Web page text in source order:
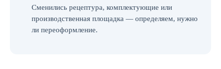
Сменились рецептура, комплектующие или
производственная площадка — определяем, нужно
ли переоформление.